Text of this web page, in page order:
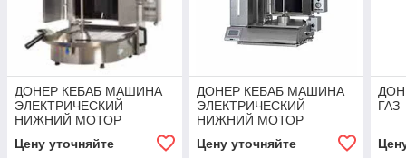
ДОНЕР КЕБАБ МАШИНА
ЭЛЕКТРИЧЕСКИЙ
НИЖНИЙ МОТОР
Inoksan
Цену уточняйте
ДОНЕР КЕБАБ МАШИНА
ЭЛЕКТРИЧЕСКИЙ
НИЖНИЙ МОТОР
Inoksan
Цену уточняйте
ГАЗ